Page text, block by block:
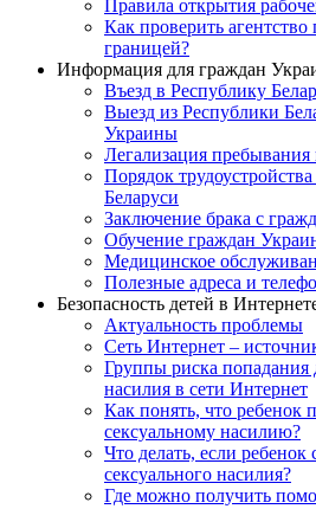
Правила открытия
Как проверить агентство
границей?
Информация для граждан
Въезд в Республику
Выезд из Республики
Украины
Легализация пребывания
Порядок
Беларуси
Заключение брака с
Обучение граждан
Медицинское
Полезные адреса и
Безопасность детей в
Актуальность проблемы
Сеть Интернет –
Группы риска попадания
насилия в сети Интернет
Как понять, что ребенок
сексуальному насилию?
Что делать, если ребенок
сексуального насилия?
Где можно получить